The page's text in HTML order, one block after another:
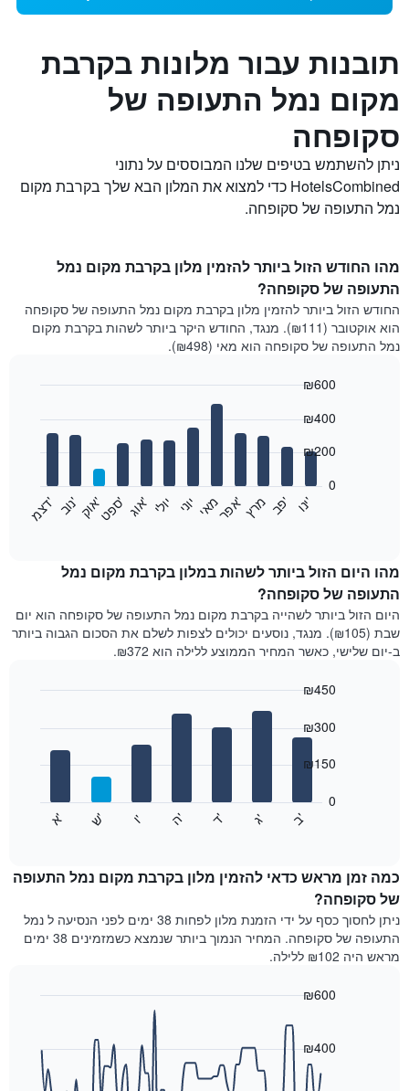
תובנות עבור מלונות בקרבת
מקום נמל התעופה של
סקופחה
ניתן להשתמש בטיפים שלנו המבוססים על נתוני
HotelsCombined כדי למצוא את המלון הבא שלך בקרבת מקום
נמל התעופה של סקופחה.
מהו החודש הזול ביותר להזמין מלון בקרבת מקום נמל
התעופה של סקופחה?
החודש הזול ביותר להזמין מלון בקרבת מקום נמל התעופה של סקופחה
הוא אוקטובר (₪111). מנגד, החודש היקר ביותר לשהות בקרבת מקום
נמל התעופה של סקופחה הוא מאי (₪498).
מחיר
של
חדר
בכל
חודש
המציגים
התרשים
המציגים
את
המחיר
הממוצע
של
י
נ
ו
' פ
ב​​​​​​​
' מרץא
פ
ר
' מאי יוני יולי א
ו
ג
' ס
פ
ט
' א
ו
ק
' נ
ו
ב
' ד
צ
מ
'
0
₪200
₪400
₪600
מהו היום הזול ביותר לשהות במלון בקרבת מקום נמל
התעופה של סקופחה?
היום הזול ביותר לשהייה בקרבת מקום נמל התעופה של סקופחה הוא יום
שבת (₪105). מנגד, נוסעים יכולים לצפות לשלם את הסכום הגבוה ביותר
ב-יום שלישי, כאשר המחיר הממוצע ללילה הוא ₪372.
התרשים
מחיר
הממוצע
של
חדר
לכל
יום
התרשים
ב
' ג
' ד
' ה
' ו
' ש
' א
'
0
₪150
₪300
₪450
כמה זמן מראש כדאי להזמין מלון בקרבת מקום נמל התעופה
של סקופחה?
ניתן לחסוך כסף על ידי הזמנת מלון לפחות 38 ימים לפני הנסיעה ל נמל
התעופה של סקופחה. המחיר הנמוך ביותר שנמצא כשמזמינים 38 ימים
מראש היה ₪102 ללילה.
₪400
₪600